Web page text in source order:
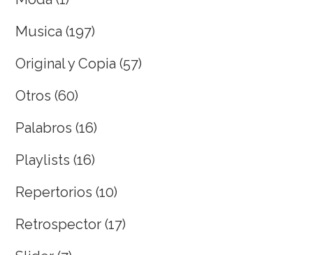
Musica (197)
Original y Copia (57)
Otros (60)
Palabros (16)
Playlists (16)
Repertorios (10)
Retrospector (17)